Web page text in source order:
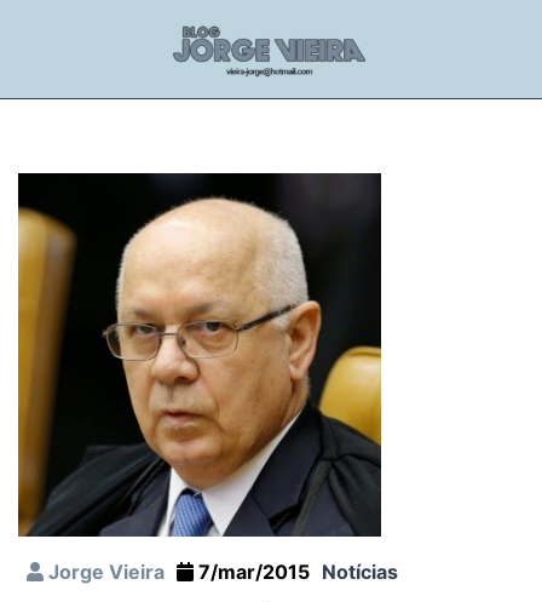
Jorge Vieira 7/mar/2015 Notícias